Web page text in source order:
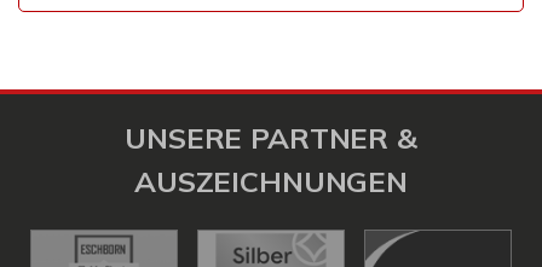
UNSERE PARTNER &
AUSZEICHNUNGEN